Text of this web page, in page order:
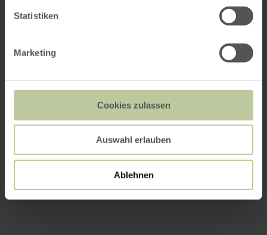
Statistiken
Marketing
Cookies zulassen
Auswahl erlauben
Ablehnen